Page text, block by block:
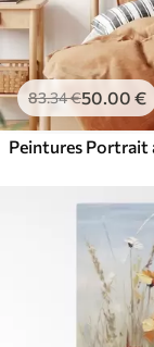
83.34€50.00 €